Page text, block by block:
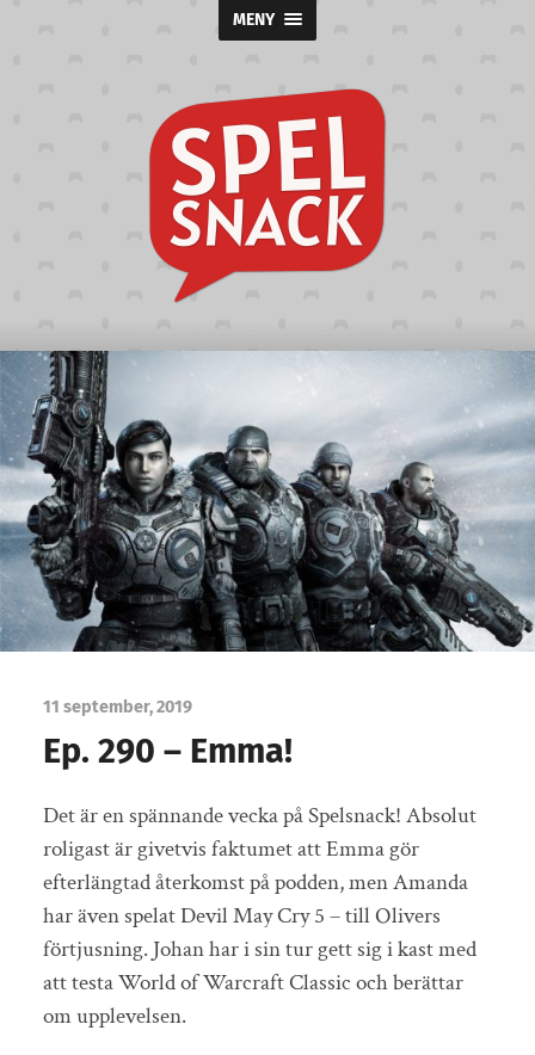
MENY
Spelsnack
11 september, 2019
Ep. 290 – Emma!
Det är en spännande vecka på Spelsnack! Absolut
roligast är givetvis faktumet att Emma gör
efterlängtad återkomst på podden, men Amanda
har även spelat Devil May Cry 5 – till Olivers
förtjusning. Johan har i sin tur gett sig i kast med
att testa World of Warcraft Classic och berättar
om upplevelsen.